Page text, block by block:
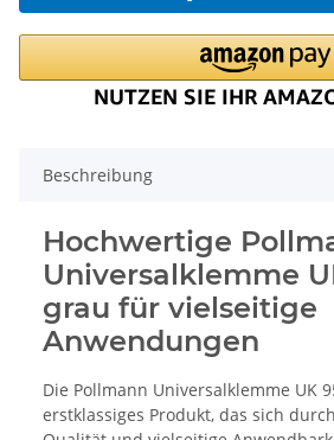
Beschreibung
Hochwertige
Universalklemme
grau für vielseitige
Anwendungen
Die Pollmann Universalklemme UK
erstklassiges Produkt, das sich